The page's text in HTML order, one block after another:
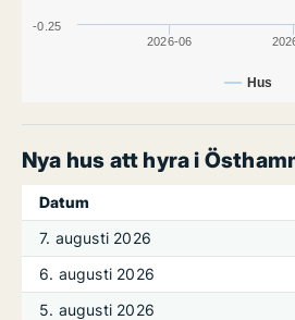
Hus
2026-06
-0.25
Nya hus att hyra i
Datum
7. augusti 2026
6. augusti 2026
5. augusti 2026